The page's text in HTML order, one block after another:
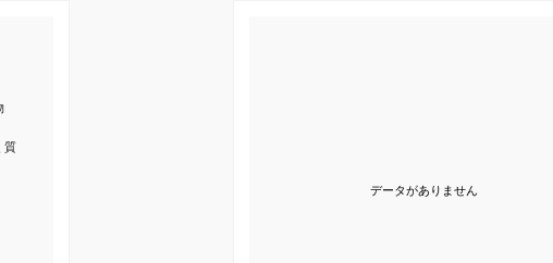
質
データがありません